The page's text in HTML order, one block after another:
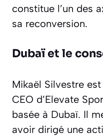
constitue l’un des
sa reconversion.
Dubaï et le
Mikaël Silvestre
CEO d’Elevate
basée à Dubaï. Il
avoir dirigé une